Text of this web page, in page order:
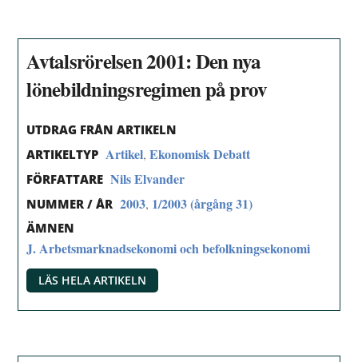
Avtalsrörelsen 2001: Den nya
lönebildningsregimen på prov
UTDRAG FRÅN ARTIKELN
ARTIKELTYP Artikel,Ekonomisk Debatt
FÖRFATTARE Nils Elvander
NUMMER / ÅR 2003, 1/2003 (årgång 31)
ÄMNEN
J. Arbetsmarknadsekonomi och befolkningsekonomi
LÄS HELA ARTIKELN